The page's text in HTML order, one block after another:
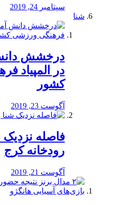
سپتامبر 24, 2019
شنا
درخشش
در المپیاد
کشور
آگوست 23, 2019
️فاصله
رودخانه کرج
آگوست 21, 2019